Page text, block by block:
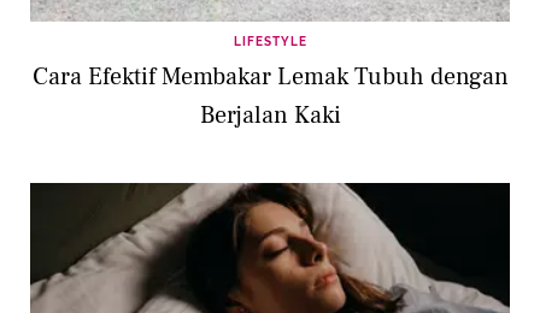
LIFESTYLE
Cara Efektif Membakar Lemak Tubuh dengan
Berjalan Kaki